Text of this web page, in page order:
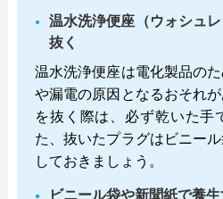
温水洗浄便座（ウォシュ
抜く
温水洗浄便座は電化製品の
や漏電の原因となるおそれ
を抜く際は、必ず乾いた手
た、抜いたプラグはビニー
しておきましょう。
ビニール袋や新聞紙で養生